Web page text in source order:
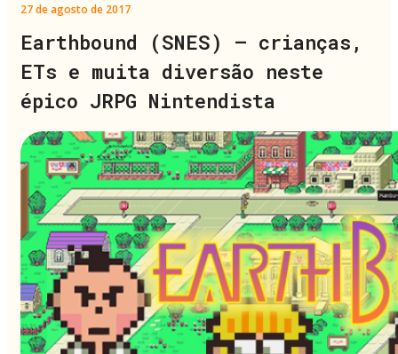
27 de agosto de 2017
Earthbound (SNES) – crianças,
ETs e muita diversão neste
épico JRPG Nintendista